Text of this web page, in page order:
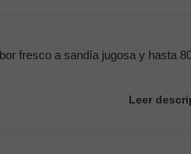
fresco a sandía jugosa y hasta
Leer